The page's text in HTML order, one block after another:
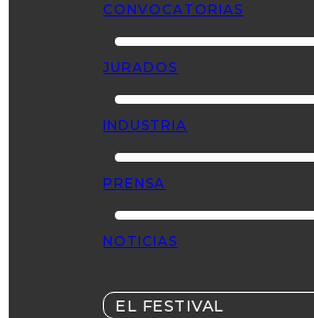
CONVOCATORIAS
JURADOS
INDUSTRIA
PRENSA
NOTICIAS
EL FESTIVAL